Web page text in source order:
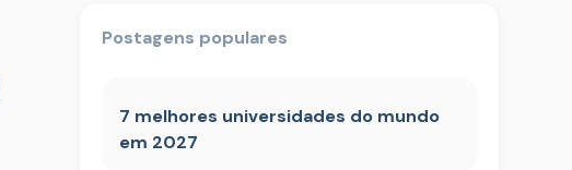
Postagens populares
7 melhores universidades do mundo
em 2027